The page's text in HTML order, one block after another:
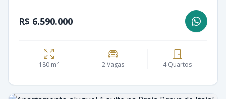
R$ 6.590.000
180 m² 2 Vagas 4 Quartos